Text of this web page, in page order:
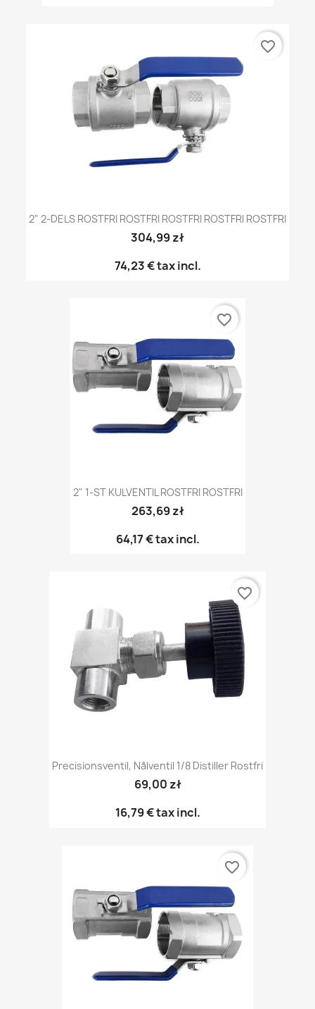
2" 2-DELS ROSTFRI ROSTFRI ROSTFRI ROSTFRI ROSTFRI
304,99 zł
74,23 €tax incl.
favorite_border
2" 1-ST KULVENTIL ROSTFRI ROSTFRI
263,69 zł
64,17 €tax incl.
favorite_border
Precisionsventil, Nålventil 1/8 Distiller Rostfri
69,00 zł
16,79 €tax incl.
favorite_border
favorite_border